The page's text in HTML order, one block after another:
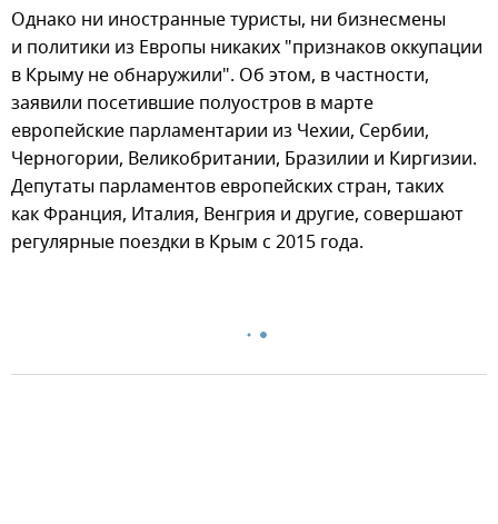
Однако ни иностранные туристы, ни бизнесмены
и политики из Европы никаких "признаков оккупации
в Крыму не обнаружили". Об этом, в частности,
заявили посетившие полуостров в марте
европейские парламентарии из Чехии, Сербии,
Черногории, Великобритании, Бразилии и Киргизии.
Депутаты парламентов европейских стран, таких
как Франция, Италия, Венгрия и другие, совершают
регулярные поездки в Крым с 2015 года.